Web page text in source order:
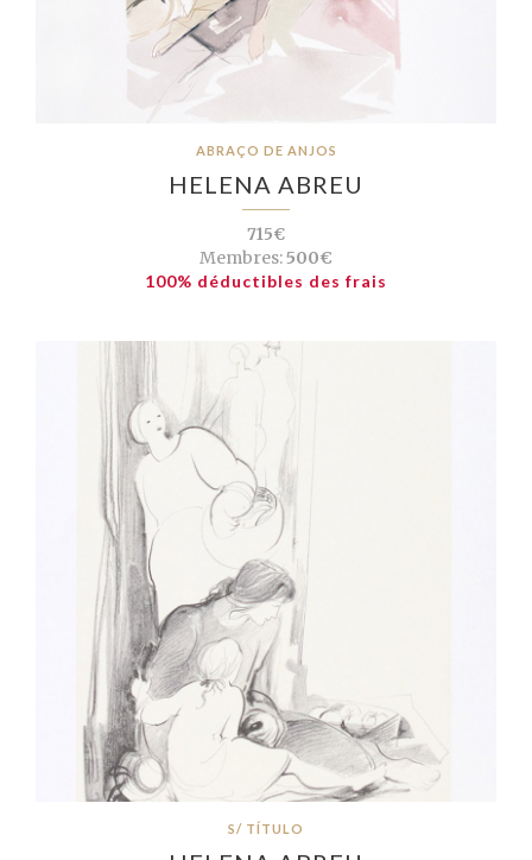
ABRAÇO DE ANJOS
HELENA ABREU
715€
Membres:500€
100% déductibles des frais
S/ TÍTULO